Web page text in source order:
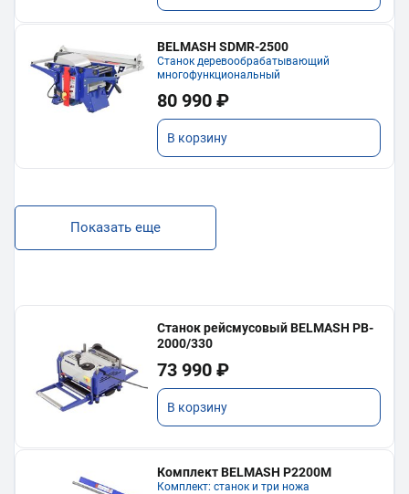
BELMASH SDMR-2500
Станок деревообрабатывающий
многофункциональный
80 990 ₽
В корзину
Показать еще
Станок рейсмусовый BELMASH PB-
2000/330
73 990 ₽
В корзину
Комплект BELMASH P2200M
Комплект: станок и три ножа